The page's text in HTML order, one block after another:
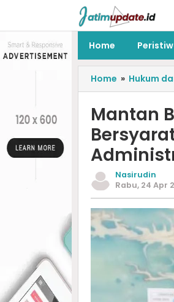
Home
Home » Hukum
Mantan
Nasirudin
Rabu, 24 Apr